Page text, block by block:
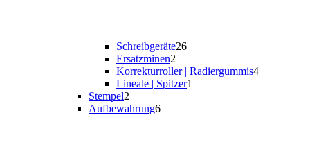
Schreibgeräte26
Ersatzminen2
Korrekturroller | Radiergummis4
Lineale | Spitzer1
Stempel2
Aufbewahrung6